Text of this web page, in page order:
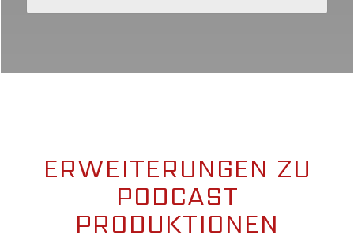
ERWEITERUNGEN ZU
PODCAST
PRODUKTIONEN